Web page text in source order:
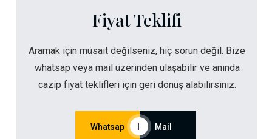
Fiyat Teklifi
Aramak için müsait değilseniz, hiç sorun değil. Bize
whatsap veya mail üzerinden ulaşabilir ve anında
cazip fiyat teklifleri için geri dönüş alabilirsiniz.
Whatsap | Mail